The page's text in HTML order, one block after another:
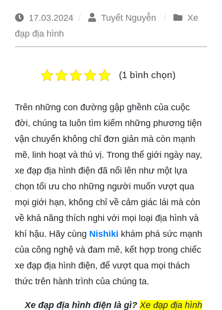
17.03.2024 Tuyết Nguyễn
Xe
đạp địa hình
(1 bình chọn)
Trên những con đường gập ghềnh của cuộc
đời, chúng ta luôn tìm kiếm những phương tiện
vận chuyển không chỉ đơn giản mà còn mạnh
mẽ, linh hoạt và thú vị. Trong thế giới ngày nay,
xe đạp địa hình điện đã nổi lên như một lựa
chọn tối ưu cho những người muốn vượt qua
mọi giới hạn, không chỉ về cảm giác lái mà còn
về khả năng thích nghi với mọi loại địa hình và
khí hậu. Hãy cùng Nishiki khám phá sức mạnh
của công nghệ và đam mê, kết hợp trong chiếc
xe đạp địa hình điện, để vượt qua mọi thách
thức trên hành trình của chúng ta.
Xe đạp địa hình điện là gì? Xe đạp địa hình